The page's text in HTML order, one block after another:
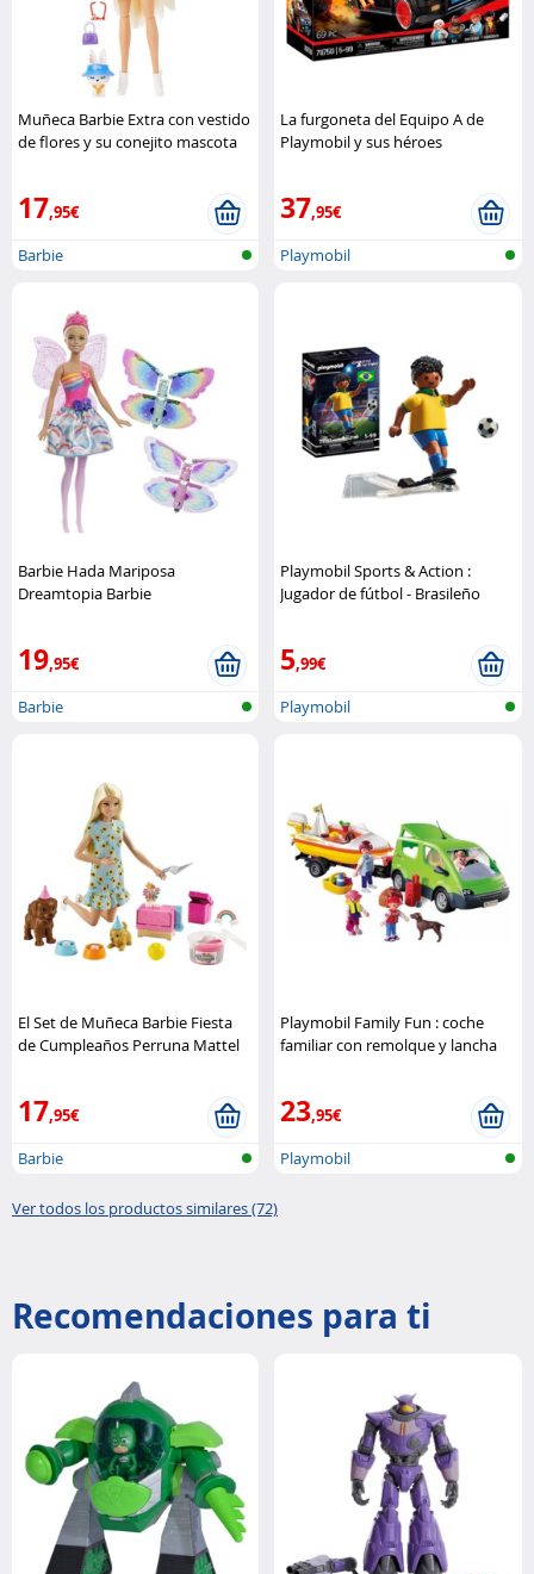
Muñeca Barbie Extra con vestido
de flores y su conejito mascota
17,95€
Barbie
La furgoneta del Equipo A de
Playmobil y sus héroes
37,95€
Playmobil
Barbie Hada Mariposa
Dreamtopia Barbie
19,95€
Barbie
Playmobil Sports & Action :
Jugador de fútbol - Brasileño
5,99€
Playmobil
El Set de Muñeca Barbie Fiesta
de Cumpleaños Perruna Mattel
17,95€
Barbie
Playmobil Family Fun : coche
familiar con remolque y lancha
23,95€
Playmobil
Ver todos los productos similares (72)
Recomendaciones para ti